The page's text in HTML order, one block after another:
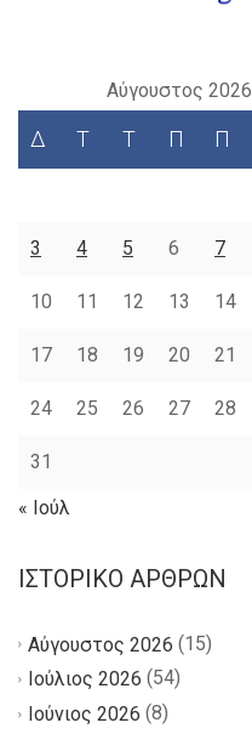
Αύγουστος 2026
Δ Τ Τ Π Π
3 4 5 6 7
10 11 12 13 14
17 18 19 20 21
24 25 26 27 28
31
« Ιούλ
ΙΣΤΟΡΙΚΌ ΆΡΘΡΩΝ
Αύγουστος 2026 (15)
Ιούλιος 2026 (54)
Ιούνιος 2026 (8)